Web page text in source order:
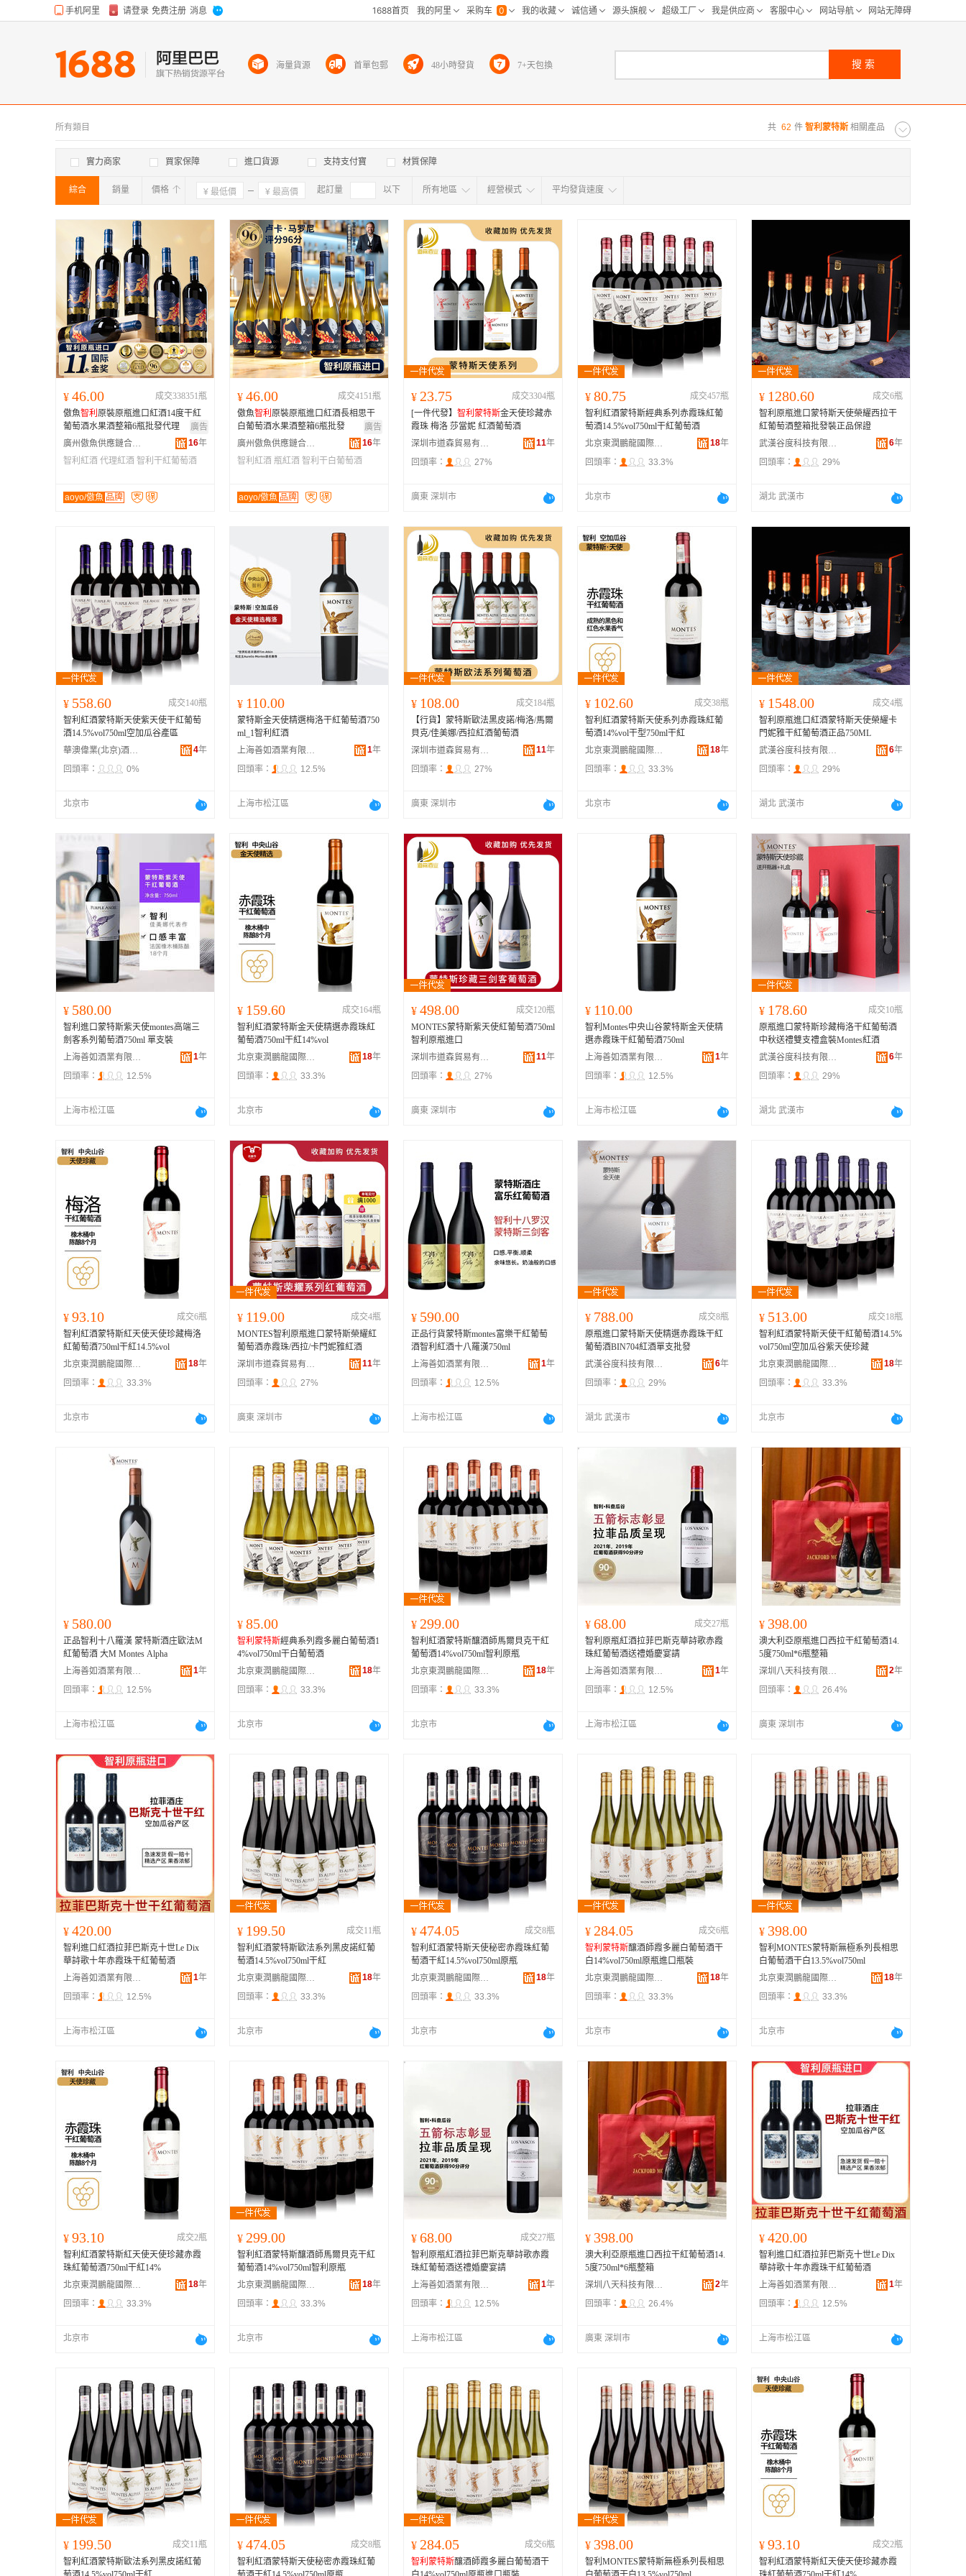
共 62 件 智利蒙特斯 相關產品
所有類目
實力商家 買家保障 進口貨源 支持支付寶 材質保障
綜合 銷量 價格 確定 起訂量 以下
確定 所有地區
所有地区
华东区 华中区 华北区
海外 北京 天津 重庆
广东 浙江 山东 河北
河南 福建
山西 海南 吉林 黑龙江
青海 四川
贵州 西藏 澳门 台湾
經營模式 平均發貨速度
¥ 46.00
成交338351瓶
傲魚智利 原裝原瓶進口紅酒14度干紅
葡萄酒水果酒整箱6瓶批發代理
廣告
廣州傲魚供應鏈合伙企業(有限合伙)
16年
智利紅酒 代理紅酒 智利干紅葡萄酒
aoyo/傲魚 品牌
¥ 46.00
成交4151瓶
傲魚智利 原裝原瓶進口紅酒長相思干
白葡萄酒水果酒整箱6瓶批發
廣告
廣州傲魚供應鏈合伙企業(有限合伙)
16年
智利紅酒 瓶紅酒 智利干白葡萄酒
aoyo/傲魚 品牌
¥ 23.75
成交3304瓶
[一件代發】 智利蒙特斯金天使珍藏赤
霞珠 梅洛 莎當妮 紅酒葡萄酒
深圳市道森貿易有限公司
11年
回頭率：
27%
廣東 深圳市
¥ 80.75
成交457瓶
智利紅酒蒙特斯經典系列赤霞珠紅葡
萄酒14.5%vol750ml干紅葡萄酒
北京東潤鵬龍國際貿易有限公司
18年
回頭率：
33.3%
北京市
¥ 1280.60
成交6瓶
智利原瓶進口蒙特斯天使榮耀西拉干
紅葡萄酒整箱批發裝正品保證
武漢谷度科技有限公司
6年
回頭率：
29%
湖北 武漢市
¥ 558.60
成交140瓶
智利紅酒蒙特斯天使紫天使干紅葡萄
酒14.5%vol750ml空加瓜谷產區
華澳偉業(北京)酒業有限公司
4年
回頭率：
0%
北京市
¥ 110.00
蒙特斯金天使精選梅洛干紅葡萄酒750
ml_1智利紅酒
上海善如酒業有限公司
1年
回頭率：
12.5%
上海市松江區
¥ 108.00
成交184瓶
【行貨】蒙特斯歐法黑皮諾/梅洛/馬爾
貝克/佳美娜/西拉紅酒葡萄酒
深圳市道森貿易有限公司
11年
回頭率：
27%
廣東 深圳市
¥ 102.60
成交38瓶
智利紅酒蒙特斯天使系列赤霞珠紅葡
萄酒14%vol干型750ml干紅
北京東潤鵬龍國際貿易有限公司
18年
回頭率：
33.3%
北京市
¥ 1548.00
成交4瓶
智利原瓶進口紅酒蒙特斯天使榮耀卡
門妮雅干紅葡萄酒正品750ML
武漢谷度科技有限公司
6年
回頭率：
29%
湖北 武漢市
¥ 580.00
智利進口蒙特斯紫天使montes高端三
劍客系列葡萄酒750ml 單支裝
上海善如酒業有限公司
1年
回頭率：
12.5%
上海市松江區
¥ 159.60
成交164瓶
智利紅酒蒙特斯金天使精選赤霞珠紅
葡萄酒750ml干紅14%vol
北京東潤鵬龍國際貿易有限公司
18年
回頭率：
33.3%
北京市
¥ 498.00
成交120瓶
MONTES蒙特斯紫天使紅葡萄酒750ml
智利原瓶進口
深圳市道森貿易有限公司
11年
回頭率：
27%
廣東 深圳市
¥ 110.00
智利Montes中央山谷蒙特斯金天使精
選赤霞珠干紅葡萄酒750ml
上海善如酒業有限公司
1年
回頭率：
12.5%
上海市松江區
¥ 178.60
成交10瓶
原瓶進口蒙特斯珍藏梅洛干紅葡萄酒
中秋送禮雙支禮盒裝Montes紅酒
武漢谷度科技有限公司
6年
回頭率：
29%
湖北 武漢市
¥ 93.10
成交6瓶
智利紅酒蒙特斯紅天使天使珍藏梅洛
紅葡萄酒750ml干紅14.5%vol
北京東潤鵬龍國際貿易有限公司
18年
回頭率：
33.3%
北京市
¥ 119.00
成交4瓶
MONTES智利原瓶進口蒙特斯榮耀紅
葡萄酒赤霞珠/西拉/卡門妮雅紅酒
深圳市道森貿易有限公司
11年
回頭率：
27%
廣東 深圳市
¥ 590.00
正品行貨蒙特斯montes富樂干紅葡萄
酒智利紅酒十八羅漢750ml
上海善如酒業有限公司
1年
回頭率：
12.5%
上海市松江區
¥ 788.00
成交8瓶
原瓶進口蒙特斯天使精選赤霞珠干紅
葡萄酒BIN704紅酒單支批發
武漢谷度科技有限公司
6年
回頭率：
29%
湖北 武漢市
¥ 513.00
成交18瓶
智利紅酒蒙特斯天使干紅葡萄酒14.5%
vol750ml空加瓜谷紫天使珍藏
北京東潤鵬龍國際貿易有限公司
18年
回頭率：
33.3%
北京市
¥ 580.00
正品智利十八羅漢 蒙特斯酒庄歐法M
紅葡萄酒 大M Montes Alpha
上海善如酒業有限公司
1年
回頭率：
12.5%
上海市松江區
¥ 85.00
智利蒙特斯經典系列霞多麗白葡萄酒1
4%vol750ml干白葡萄酒
北京東潤鵬龍國際貿易有限公司
18年
回頭率：
33.3%
北京市
¥ 299.00
智利紅酒蒙特斯釀酒師馬爾貝克干紅
葡萄酒14%vol750ml智利原瓶
北京東潤鵬龍國際貿易有限公司
18年
回頭率：
33.3%
北京市
¥ 68.00
成交27瓶
智利原瓶紅酒拉菲巴斯克華詩歌赤霞
珠紅葡萄酒送禮婚慶宴請
上海善如酒業有限公司
1年
回頭率：
12.5%
上海市松江區
¥ 398.00
澳大利亞原瓶進口西拉干紅葡萄酒14.
5度750ml*6瓶整箱
深圳八天科技有限公司
2年
回頭率：
26.4%
廣東 深圳市
¥ 420.00
智利進口紅酒拉菲巴斯克十世Le Dix
華詩歌十年赤霞珠干紅葡萄酒
上海善如酒業有限公司
1年
回頭率：
12.5%
上海市松江區
¥ 199.50
成交11瓶
智利紅酒蒙特斯歐法系列黑皮諾紅葡
萄酒14.5%vol750ml干紅
北京東潤鵬龍國際貿易有限公司
18年
回頭率：
33.3%
北京市
¥ 474.05
成交8瓶
智利紅酒蒙特斯天使秘密赤霞珠紅葡
萄酒干紅14.5%vol750ml原瓶
北京東潤鵬龍國際貿易有限公司
18年
回頭率：
33.3%
北京市
¥ 284.05
成交6瓶
智利蒙特斯釀酒師霞多麗白葡萄酒干
白14%vol750ml原瓶進口瓶裝
北京東潤鵬龍國際貿易有限公司
18年
回頭率：
33.3%
北京市
¥ 398.00
智利MONTES蒙特斯無極系列長相思
白葡萄酒干白13.5%vol750ml
北京東潤鵬龍國際貿易有限公司
18年
回頭率：
33.3%
北京市
¥ 93.10
成交2瓶
智利紅酒蒙特斯紅天使天使珍藏赤霞
珠紅葡萄酒750ml干紅14%
北京東潤鵬龍國際貿易有限公司
18年
回頭率：
33.3%
北京市
¥ 299.00
智利紅酒蒙特斯釀酒師馬爾貝克干紅
葡萄酒14%vol750ml智利原瓶
北京東潤鵬龍國際貿易有限公司
18年
回頭率：
33.3%
北京市
¥ 68.00
成交27瓶
智利原瓶紅酒拉菲巴斯克華詩歌赤霞
珠紅葡萄酒送禮婚慶宴請
上海善如酒業有限公司
1年
回頭率：
12.5%
上海市松江區
¥ 398.00
澳大利亞原瓶進口西拉干紅葡萄酒14.
5度750ml*6瓶整箱
深圳八天科技有限公司
2年
回頭率：
26.4%
廣東 深圳市
¥ 420.00
智利進口紅酒拉菲巴斯克十世Le Dix
華詩歌十年赤霞珠干紅葡萄酒
上海善如酒業有限公司
1年
回頭率：
12.5%
上海市松江區
¥ 199.50
成交11瓶
智利紅酒蒙特斯歐法系列黑皮諾紅葡
¥ 474.05
成交8瓶
智利紅酒蒙特斯天使秘密赤霞珠紅葡
¥ 284.05
成交6瓶
智利蒙特斯釀酒師霞多麗白葡萄酒干
¥ 398.00
智利MONTES蒙特斯無極系列長相思
¥ 93.10
成交2瓶
智利紅酒蒙特斯紅天使天使珍藏赤霞
海量貨源 首單包郵 48小時發貨 7+天包換 搜索